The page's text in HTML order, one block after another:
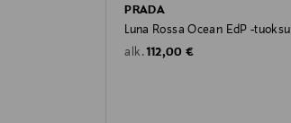
PRADA
Luna Rossa Ocean EdP -tuoksu
alk. Original Price
112,00 €